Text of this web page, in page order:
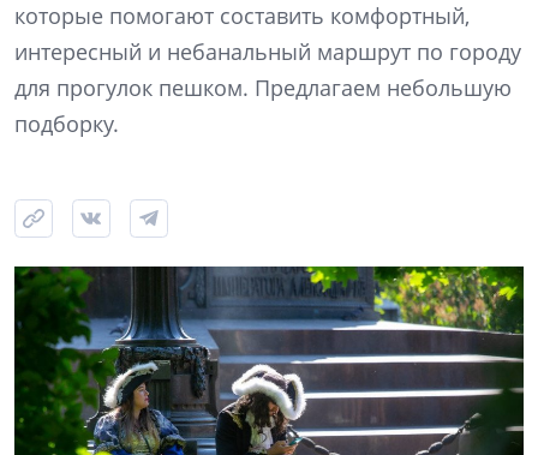
которые помогают составить комфортный,
интересный и небанальный маршрут по городу
для прогулок пешком. Предлагаем небольшую
подборку.